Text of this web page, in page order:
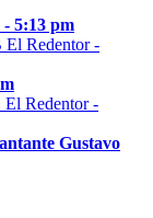
5:13 pm
Gustavo